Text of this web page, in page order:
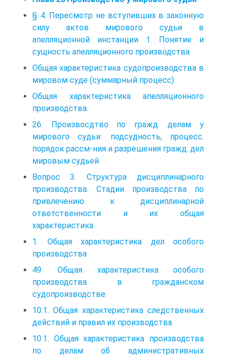
§ 4. Пересмотр не вступивших в законную
силу актов мирового судьи в
апелляционной инстанции 1. Понятие и
сущность апелляционного производства
Общая характеристика судопроизводства в
мировом суде (суммарный процесс)
Общая характеристика апелляционного
производства.
26. Произвосдтво по гражд. делам у
мирового судьи: подсудность, процесс.
порядок рассм-ния и разрешения гражд. дел
мировым судьей
Вопрос 3. Структура дисциплинарного
производства. Стадии производства по
привлечению к дисциплинарной
ответственности и их общая
характеристика
1. Общая характеристика дел особого
производства
49. Общая характеристика особого
производства в гражданском
судопроизводстве
10.1. Общая характеристика следственных
действий и правил их производства
10.1. Общая характеристика производства
по делам об административных